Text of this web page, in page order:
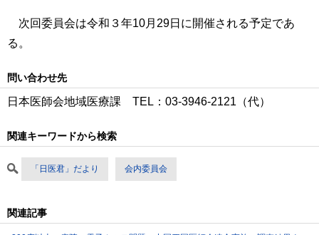
次回委員会は令和３年10月29日に開催される予定であ
る。
問い合わせ先
日本医師会地域医療課 TEL：03‐3946‐2121（代）
関連キーワードから検索
「日医君」だより 会内委員会
関連記事